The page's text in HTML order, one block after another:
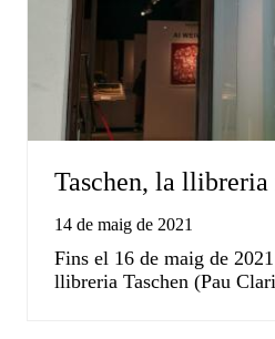
Taschen, la llibreria
14 de maig de 2021
Fins el 16 de maig de
llibreria Taschen (Pau